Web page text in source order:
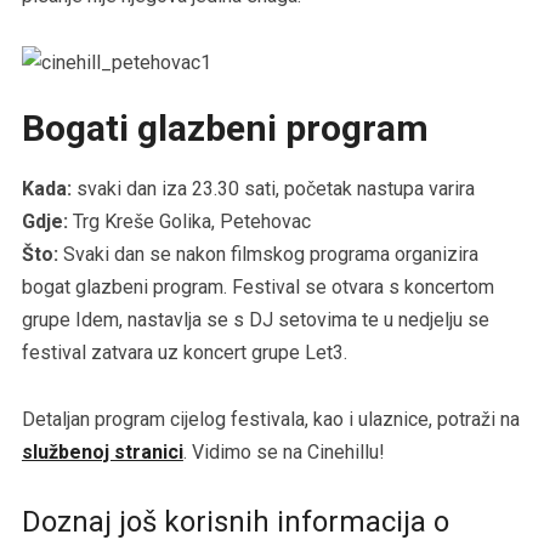
Bogati glazbeni program
Kada: svaki dan iza 23.30 sati, početak nastupa varira
Gdje: Trg Kreše Golika, Petehovac
Što: Svaki dan se nakon filmskog programa organizira
bogat glazbeni program. Festival se otvara s koncertom
grupe Idem, nastavlja se s DJ setovima te u nedjelju se
festival zatvara uz koncert grupe Let3.
Detaljan program cijelog festivala, kao i ulaznice, potraži na
službenoj stranici. Vidimo se na Cinehillu!
Doznaj još korisnih informacija o